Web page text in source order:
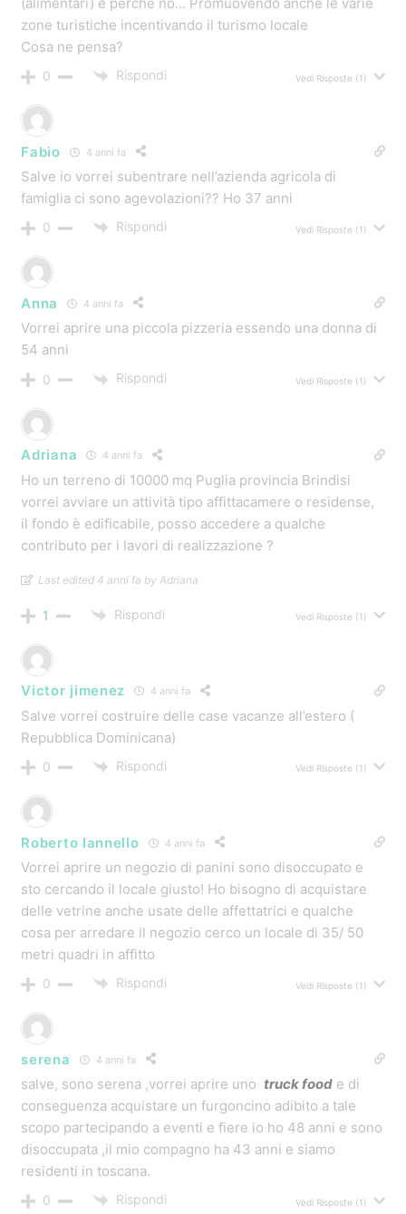
zone turistiche incentivando il turismo locale
Cosa ne pensa?
0 Rispondi Vedi Risposte (1)
Fabio 4 anni fa
Salve io vorrei subentrare nell’azienda agricola di
famiglia ci sono agevolazioni?? Ho 37 anni
0 Rispondi Vedi Risposte (1)
Anna 4 anni fa
Vorrei aprire una piccola pizzeria essendo una donna di
54 anni
0 Rispondi Vedi Risposte (1)
Adriana 4 anni fa
Ho un terreno di 10000 mq Puglia provincia Brindisi
vorrei avviare un attività tipo affittacamere o residense,
il fondo è edificabile, posso accedere a qualche
contributo per i lavori di realizzazione ?
Last edited 4 anni fa by Adriana
1 Rispondi Vedi Risposte (1)
Victor jimenez 4 anni fa
Salve vorrei costruire delle case vacanze all’estero (
Repubblica Dominicana)
0 Rispondi Vedi Risposte (1)
Roberto Iannello 4 anni fa
Vorrei aprire un negozio di panini sono disoccupato e
sto cercando il locale giusto! Ho bisogno di acquistare
delle vetrine anche usate delle affettatrici e qualche
cosa per arredare il negozio cerco un locale di 35/ 50
metri quadri in affitto
0 Rispondi Vedi Risposte (1)
serena 4 anni fa
salve, sono serena ,vorrei aprire uno truck food e di
conseguenza acquistare un furgoncino adibito a tale
scopo partecipando a eventi e fiere io ho 48 anni e sono
disoccupata ,il mio compagno ha 43 anni e siamo
residenti in toscana.
0 Rispondi Vedi Risposte (1)